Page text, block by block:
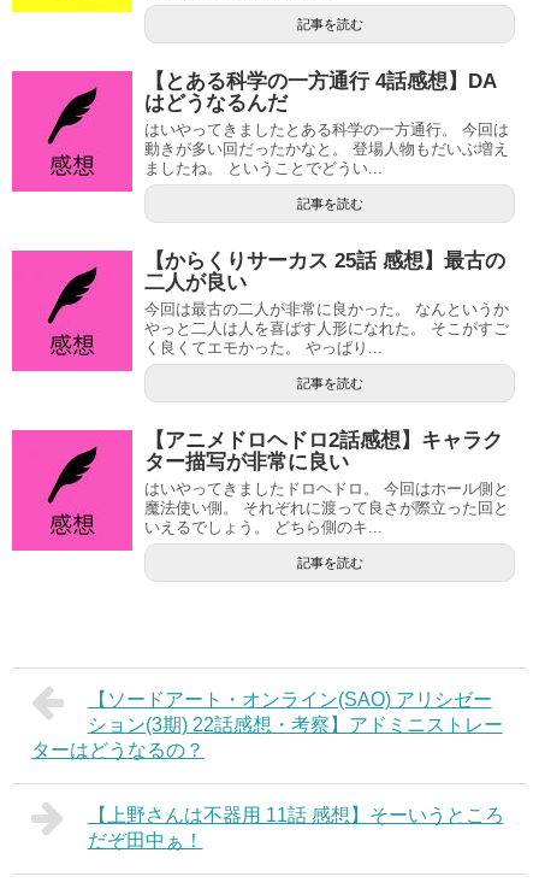
記事を読む
【とある科学の一方通行 4話感想】DA
はどうなるんだ
はいやってきましたとある科学の一方通行。 今回は
動きが多い回だったかなと。 登場人物もだいぶ増え
ましたね。 ということでどうい...
記事を読む
【からくりサーカス 25話 感想】最古の
二人が良い
今回は最古の二人が非常に良かった。 なんというか
やっと二人は人を喜ばす人形になれた。 そこがすご
く良くてエモかった。 やっぱり...
記事を読む
【アニメドロヘドロ2話感想】キャラク
ター描写が非常に良い
はいやってきましたドロヘドロ。 今回はホール側と
魔法使い側。 それぞれに渡って良さが際立った回と
いえるでしょう。 どちら側のキ...
記事を読む
【ソードアート・オンライン(SAO) アリシゼー
ション(3期) 22話感想・考察】アドミニストレー
ターはどうなるの？
【上野さんは不器用 11話 感想】そーいうところ
だぞ田中ぁ！